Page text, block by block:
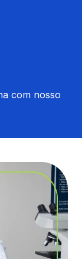
com nosso